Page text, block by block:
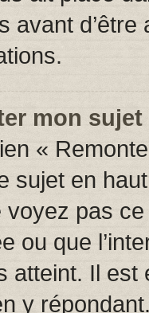
avant
mon sujet
«
sujet en
pas
ou que
atteint. Il
y